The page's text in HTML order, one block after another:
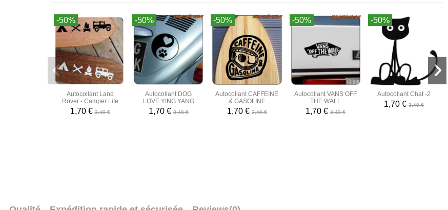
-50%
Autocollant Land
Rover - Camper Life
1,70 €3,40 €
-50%
Autocollant DOG
LOVE YING YANG
1,70 €3,40 €
-50%
Autocollant CAFFEINE
& GASOLINE
1,70 € 3,40 €
-50%
Autocollant VANS OFF
THE WALL
1,70 €3,40 €
-50%
Autocollant Chat -2
1,70 €3,40 €